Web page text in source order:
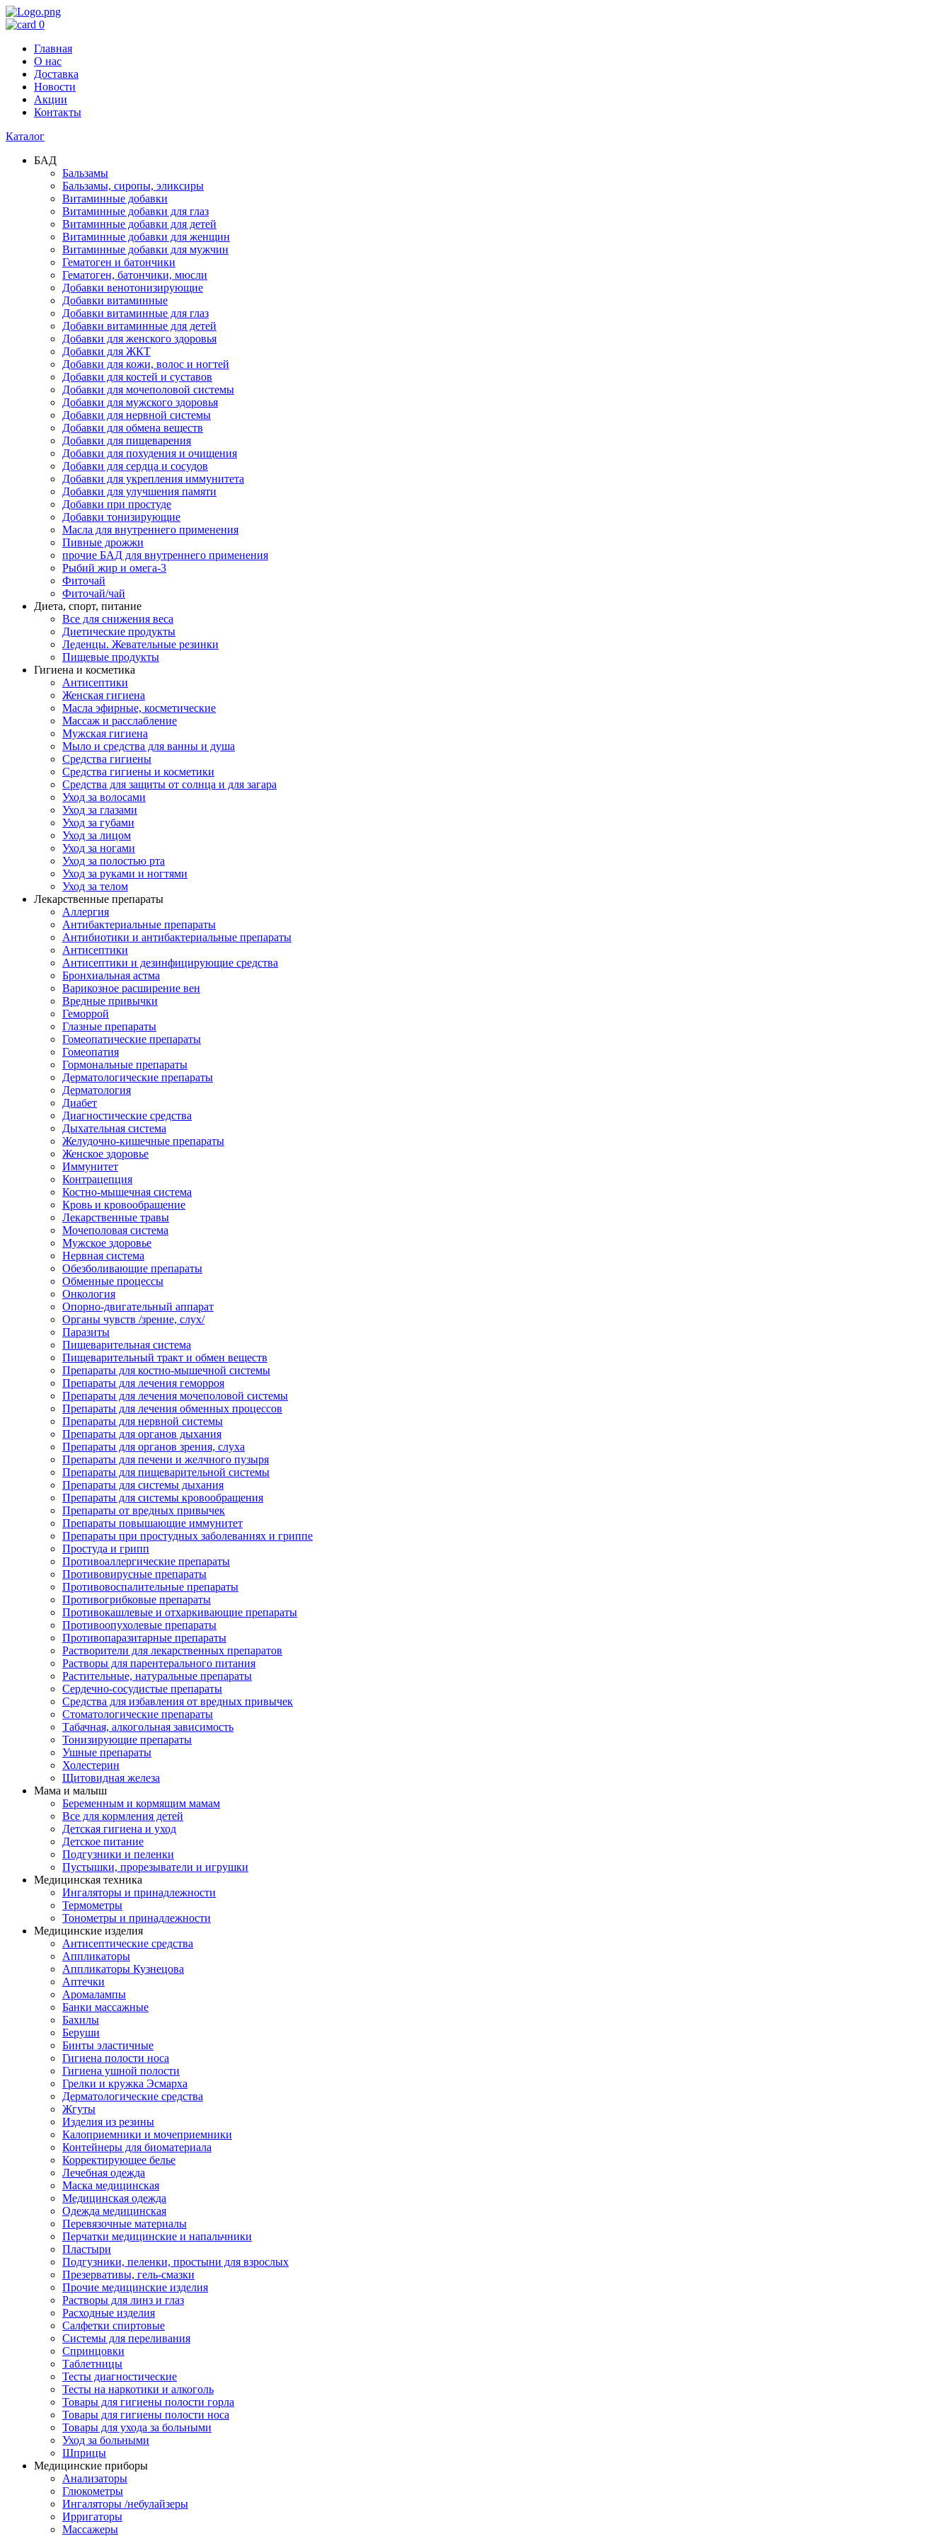
0
Главная
О нас
Доставка
Новости
Акции
Контакты
Каталог
БАД
Бальзамы
Бальзамы, сиропы, эликсиры
Витаминные добавки
Витаминные добавки для глаз
Витаминные добавки для детей
Витаминные добавки для женщин
Витаминные добавки для мужчин
Гематоген и батончики
Гематоген, батончики, мюсли
Добавки венотонизирующие
Добавки витаминные
Добавки витаминные для глаз
Добавки витаминные для детей
Добавки для женского здоровья
Добавки для ЖКТ
Добавки для кожи, волос и ногтей
Добавки для костей и суставов
Добавки для мочеполовой системы
Добавки для мужского здоровья
Добавки для нервной системы
Добавки для обмена веществ
Добавки для пищеварения
Добавки для похудения и очищения
Добавки для сердца и сосудов
Добавки для укрепления иммунитета
Добавки для улучшения памяти
Добавки при простуде
Добавки тонизирующие
Масла для внутреннего применения
Пивные дрожжи
прочие БАД для внутреннего применения
Рыбий жир и омега-3
Фиточай
Фиточай/чай
Диета, спорт, питание
Все для снижения веса
Диетические продукты
Леденцы. Жевательные резинки
Пищевые продукты
Гигиена и косметика
Антисептики
Женская гигиена
Масла эфирные, косметические
Массаж и расслабление
Мужская гигиена
Мыло и средства для ванны и душа
Средства гигиены
Средства гигиены и косметики
Средства для защиты от солнца и для загара
Уход за волосами
Уход за глазами
Уход за губами
Уход за лицом
Уход за ногами
Уход за полостью рта
Уход за руками и ногтями
Уход за телом
Лекарственные препараты
Аллергия
Антибактериальные препараты
Антибиотики и антибактериальные препараты
Антисептики
Антисептики и дезинфицирующие средства
Бронхиальная астма
Варикозное расширение вен
Вредные привычки
Геморрой
Глазные препараты
Гомеопатические препараты
Гомеопатия
Гормональные препараты
Дерматологические препараты
Дерматология
Диабет
Диагностические средства
Дыхательная система
Желудочно-кишечные препараты
Женское здоровье
Иммунитет
Контрацепция
Костно-мышечная система
Кровь и кровообращение
Лекарственные травы
Мочеполовая система
Мужское здоровье
Нервная система
Обезболивающие препараты
Обменные процессы
Онкология
Опорно-двигательный аппарат
Органы чувств /зрение, слух/
Паразиты
Пищеварительная система
Пищеварительный тракт и обмен веществ
Препараты для костно-мышечной системы
Препараты для лечения геморроя
Препараты для лечения мочеполовой системы
Препараты для лечения обменных процессов
Препараты для нервной системы
Препараты для органов дыхания
Препараты для органов зрения, слуха
Препараты для печени и желчного пузыря
Препараты для пищеварительной системы
Препараты для системы дыхания
Препараты для системы кровообращения
Препараты от вредных привычек
Препараты повышающие иммунитет
Препараты при простудных заболеваниях и гриппе
Простуда и грипп
Противоаллергические препараты
Противовирусные препараты
Противовоспалительные препараты
Противогрибковые препараты
Противокашлевые и отхаркивающие препараты
Противоопухолевые препараты
Противопаразитарные препараты
Растворители для лекарственных препаратов
Растворы для парентерального питания
Растительные, натуральные препараты
Сердечно-сосудистые препараты
Средства для избавления от вредных привычек
Стоматологические препараты
Табачная, алкогольная зависимость
Тонизирующие препараты
Ушные препараты
Холестерин
Щитовидная железа
Мама и малыш
Беременным и кормящим мамам
Все для кормления детей
Детская гигиена и уход
Детское питание
Подгузники и пеленки
Пустышки, прорезыватели и игрушки
Медицинская техника
Ингаляторы и принадлежности
Термометры
Тонометры и принадлежности
Медицинские изделия
Антисептические средства
Аппликаторы
Аппликаторы Кузнецова
Аптечки
Аромалампы
Банки массажные
Бахилы
Беруши
Бинты эластичные
Гигиена полости носа
Гигиена ушной полости
Грелки и кружка Эсмарха
Дерматологические средства
Жгуты
Изделия из резины
Калоприемники и мочеприемники
Контейнеры для биоматериала
Корректирующее белье
Лечебная одежда
Маска медицинская
Медицинская одежда
Одежда медицинская
Перевязочные материалы
Перчатки медицинские и напальчники
Пластыри
Подгузники, пеленки, простыни для взрослых
Презервативы, гель-смазки
Прочие медицинские изделия
Растворы для линз и глаз
Расходные изделия
Салфетки спиртовые
Системы для переливания
Спринцовки
Таблетницы
Тесты диагностические
Тесты на наркотики и алкоголь
Товары для гигиены полости горла
Товары для гигиены полости носа
Товары для ухода за больными
Уход за больными
Шприцы
Медицинские приборы
Анализаторы
Глюкометры
Ингаляторы /небулайзеры
Ирригаторы
Массажеры